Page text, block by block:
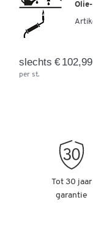
slechts € 102,99
per st.
Tot 30 jaar
garantie